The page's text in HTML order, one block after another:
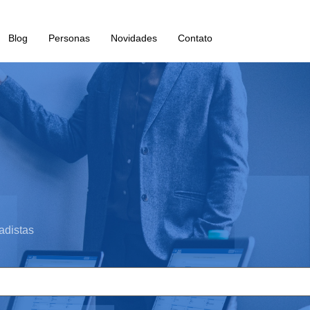
Blog Personas Novidades Contato